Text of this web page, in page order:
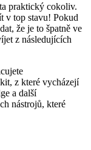
praktický cokoliv.
v top stavu! Pokud
že je to špatně ve
z následujících
z které vycházejí
a další
nástrojů, které